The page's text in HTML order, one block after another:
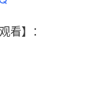
看】：